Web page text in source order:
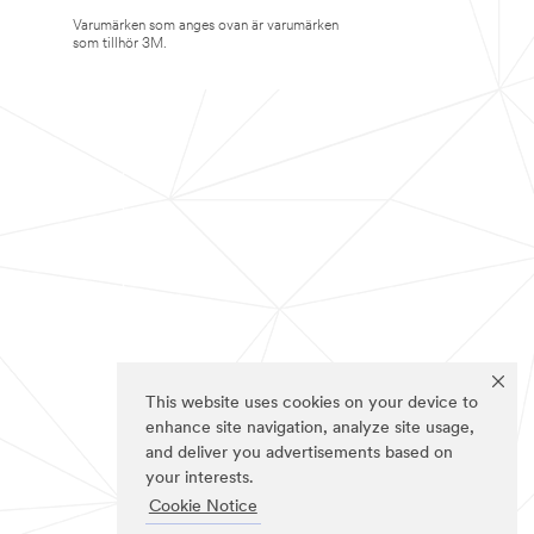
This website uses cookies on your device to
enhance site navigation, analyze site usage,
and deliver you advertisements based on
your interests.
Cookie Notice
Varumärken som anges ovan är varumärken
som tillhör 3M.